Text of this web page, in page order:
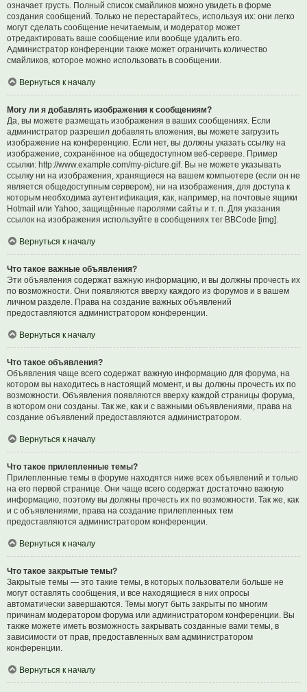
означает грусть. Полный список смайликов можно увидеть в форме
создания сообщений. Только не перестарайтесь, используя их: они легко
могут сделать сообщение нечитаемым, и модератор может
отредактировать ваше сообщение или вообще удалить его.
Администратор конференции также может ограничить количество
смайликов, которое можно использовать в сообщении.
Вернуться к началу
Могу ли я добавлять изображения к сообщениям?
Да, вы можете размещать изображения в ваших сообщениях. Если
администратор разрешил добавлять вложения, вы можете загрузить
изображение на конференцию. Если нет, вы должны указать ссылку на
изображение, сохранённое на общедоступном веб-сервере. Пример
ссылки: http://www.example.com/my-picture.gif. Вы не можете указывать
ссылку ни на изображения, хранящиеся на вашем компьютере (если он не
является общедоступным сервером), ни на изображения, для доступа к
которым необходима аутентификация, как, например, на почтовые ящики
Hotmail или Yahoo, защищённые паролями сайты и т. п. Для указания
ссылок на изображения используйте в сообщениях тег BBCode [img].
Вернуться к началу
Что такое важные объявления?
Эти объявления содержат важную информацию, и вы должны прочесть их
по возможности. Они появляются вверху каждого из форумов и в вашем
личном разделе. Права на создание важных объявлений
предоставляются администратором конференции.
Вернуться к началу
Что такое объявления?
Объявления чаще всего содержат важную информацию для форума, на
котором вы находитесь в настоящий момент, и вы должны прочесть их по
возможности. Объявления появляются вверху каждой страницы форума,
в котором они созданы. Так же, как и с важными объявлениями, права на
создание объявлений предоставляются администратором.
Вернуться к началу
Что такое прилепленные темы?
Прилепленные темы в форуме находятся ниже всех объявлений и только
на его первой странице. Они чаще всего содержат достаточно важную
информацию, поэтому вы должны прочесть их по возможности. Так же, как
и с объявлениями, права на создание прилепленных тем
предоставляются администратором конференции.
Вернуться к началу
Что такое закрытые темы?
Закрытые темы — это такие темы, в которых пользователи больше не
могут оставлять сообщения, и все находящиеся в них опросы
автоматически завершаются. Темы могут быть закрыты по многим
причинам модератором форума или администратором конференции. Вы
также можете иметь возможность закрывать созданные вами темы, в
зависимости от прав, предоставленных вам администратором
конференции.
Вернуться к началу